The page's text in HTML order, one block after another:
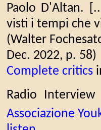
Paolo D'Altan.
visti i tempi che
(Walter
Dec. 2022, p. 58)
Complete critics
Radio
Associazione